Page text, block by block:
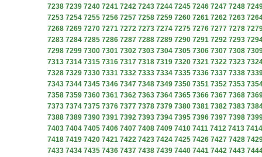
7238 7239 7240 7241 7242 7243 7244 7245 7246 7247 7248
7253 7254 7255 7256 7257 7258 7259 7260 7261 7262 7263
7268 7269 7270 7271 7272 7273 7274 7275 7276 7277 7278
7283 7284 7285 7286 7287 7288 7289 7290 7291 7292 7293
7298 7299 7300 7301 7302 7303 7304 7305 7306 7307 7308
7313 7314 7315 7316 7317 7318 7319 7320 7321 7322 7323
7328 7329 7330 7331 7332 7333 7334 7335 7336 7337 7338
7343 7344 7345 7346 7347 7348 7349 7350 7351 7352 7353
7358 7359 7360 7361 7362 7363 7364 7365 7366 7367 7368
7373 7374 7375 7376 7377 7378 7379 7380 7381 7382 7383
7388 7389 7390 7391 7392 7393 7394 7395 7396 7397 7398
7403 7404 7405 7406 7407 7408 7409 7410 7411 7412 7413 7414
7418 7419 7420 7421 7422 7423 7424 7425 7426 7427 7428
7433 7434 7435 7436 7437 7438 7439 7440 7441 7442 7443